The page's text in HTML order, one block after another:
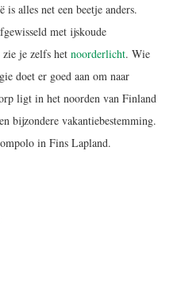
alles net een beetje anders.
met ijskoude
je zelfs het noorderlicht. Wie
doet er goed aan om naar
ligt in het noorden van Finland
bijzondere vakantiebestemming.
in Fins Lapland.